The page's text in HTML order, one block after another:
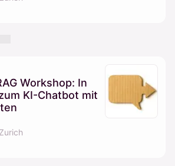
Workshop: In
KI-Chatbot mit